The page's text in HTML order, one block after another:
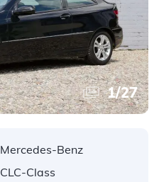
1/27
Mercedes-Benz
CLC-Class